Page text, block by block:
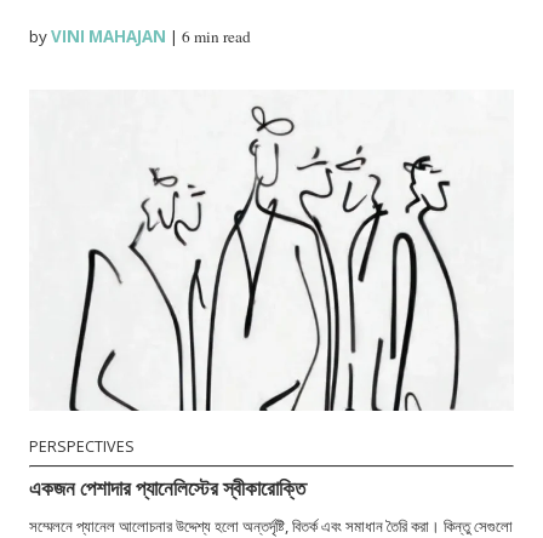
byVINI MAHAJAN |6 min read
PERSPECTIVES
একজন পেশাদার প্যানেলিস্টের স্বীকারোক্তি
সম্মেলনে প্যানেল আলোচনার উদ্দেশ্য হলো অন্তর্দৃষ্টি, বিতর্ক এবং সমাধান তৈরি করা। কিন্তু সেগুলো